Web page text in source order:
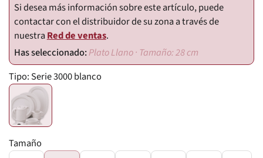
Si desea más información sobre este artículo, puede
contactar con el distribuidor de su zona a través de
nuestraRed de ventas.
Plato Llano · Tamaño: 28 cm
Tipo: Serie 3000 blanco
Tamaño